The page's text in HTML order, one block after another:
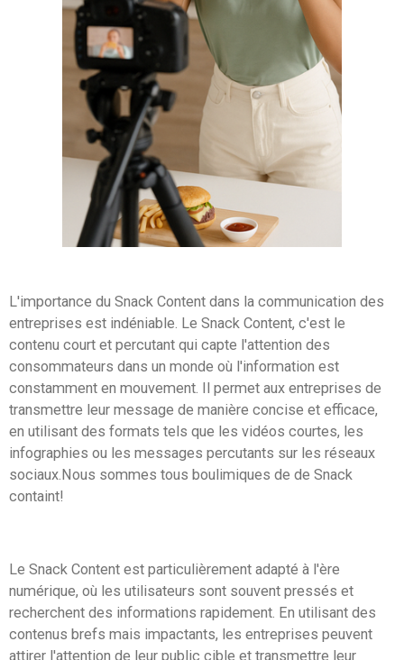
L'importance du Snack Content dans la communication des
entreprises est indéniable. Le Snack Content, c'est le
contenu court et percutant qui capte l'attention des
consommateurs dans un monde où l'information est
constamment en mouvement. Il permet aux entreprises de
transmettre leur message de manière concise et efficace,
en utilisant des formats tels que les vidéos courtes, les
infographies ou les messages percutants sur les réseaux
sociaux.Nous sommes tous boulimiques de de Snack
containt!
Le Snack Content est particulièrement adapté à l'ère
numérique, où les utilisateurs sont souvent pressés et
recherchent des informations rapidement. En utilisant des
contenus brefs mais impactants, les entreprises peuvent
attirer l'attention de leur public cible et transmettre leur